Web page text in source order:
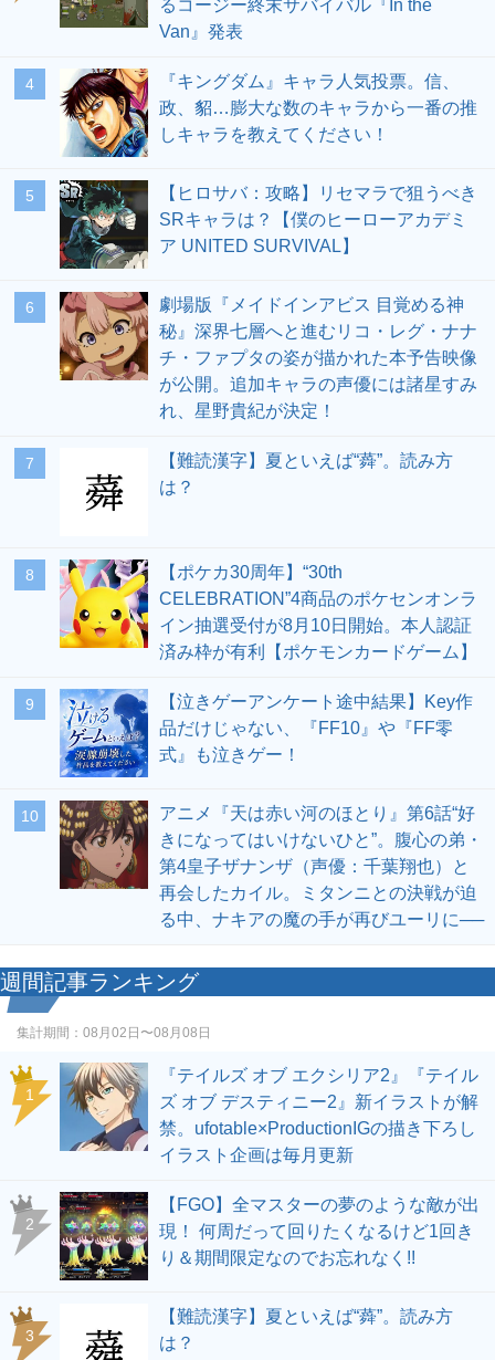
るコージー終末サバイバル『In the
Van』発表
4
『キングダム』キャラ人気投票。信、
政、貂…膨大な数のキャラから一番の推
しキャラを教えてください！
5
【ヒロサバ：攻略】リセマラで狙うべき
SRキャラは？【僕のヒーローアカデミ
ア UNITED SURVIVAL】
6
劇場版『メイドインアビス 目覚める神
秘』深界七層へと進むリコ・レグ・ナナ
チ・ファプタの姿が描かれた本予告映像
が公開。追加キャラの声優には諸星すみ
れ、星野貴紀が決定！
7
【難読漢字】夏といえば“蕣”。読み方
は？
8
【ポケカ30周年】“30th
CELEBRATION”4商品のポケセンオンラ
イン抽選受付が8月10日開始。本人認証
済み枠が有利【ポケモンカードゲーム】
9
【泣きゲーアンケート途中結果】Key作
品だけじゃない、『FF10』や『FF零
式』も泣きゲー！
10
アニメ『天は赤い河のほとり』第6話“好
きになってはいけないひと”。腹心の弟・
第4皇子ザナンザ（声優：千葉翔也）と
再会したカイル。ミタンニとの決戦が迫
る中、ナキアの魔の手が再びユーリに──
週間記事ランキング
集計期間： 08月02日〜08月08日
1
『テイルズ オブ エクシリア2』『テイル
ズ オブ デスティニー2』新イラストが解
禁。ufotable×ProductionIGの描き下ろし
イラスト企画は毎月更新
2
【FGO】全マスターの夢のような敵が出
現！ 何周だって回りたくなるけど1回き
り＆期間限定なのでお忘れなく!!
3
【難読漢字】夏といえば“蕣”。読み方
は？